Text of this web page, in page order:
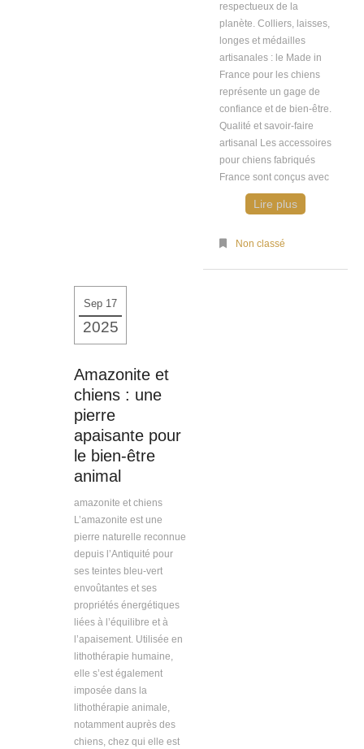
respectueux de la
planète. Colliers, laisses,
longes et médailles
artisanales : le Made in
France pour les chiens
représente un gage de
confiance et de bien-être.
Qualité et savoir-faire
artisanal Les accessoires
pour chiens fabriqués
France sont conçus avec
Lire plus
Non classé
Sep 17
2025
Amazonite et
chiens : une
pierre
apaisante pour
le bien-être
animal
amazonite et chiens
L’amazonite est une
pierre naturelle reconnue
depuis l’Antiquité pour
ses teintes bleu-vert
envoûtantes et ses
propriétés énergétiques
liées à l’équilibre et à
l’apaisement. Utilisée en
lithothérapie humaine,
elle s’est également
imposée dans la
lithothérapie animale,
notamment auprès des
chiens, chez qui elle est